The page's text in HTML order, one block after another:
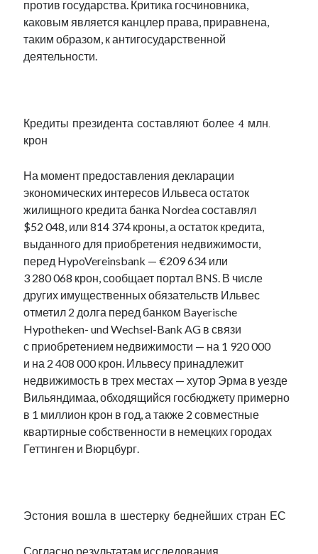
экономика экономика эстонии
эстония эстонский язык
Михаил Стальнухин:
anton.stalnuhhin@gmail.com
против государства. Критика госчиновника,
каковым является канцлер права, приравнена,
таким образом, к антигосударственной
деятельности.
Кредиты президента составляют более 4 млн.
крон
На момент предоставления декларации
экономических интересов Ильвеса остаток
жилищного кредита банка Nordea составлял
$52 048, или 814 374 кроны, а остаток кредита,
выданного для приобретения недвижимости,
перед HypoVereinsbank — €209 634 или
3 280 068 крон, сообщает портал BNS. В числе
других имущественных обязательств Ильвес
отметил 2 долга перед банком Bayerische
Hypotheken- und Wechsel-Bank AG в связи
с приобретением недвижимости — на 1 920 000
и на 2 408 000 крон. Ильвесу принадлежит
недвижимость в трех местах — хутор Эрма в уезде
Вильяндимаа, обходящийся госбюджету примерно
в 1 миллион крон в год, а также 2 совместные
квартирные собственности в немецких городах
Геттинген и Вюрцбург.
Эстония вошла в шестерку беднейших стран ЕС
Согласно результатам исследования